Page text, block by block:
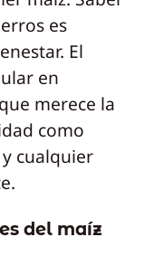
es
El
en
merece la
como
cualquier
del maíz